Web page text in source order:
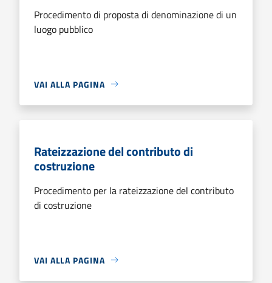
Procedimento di proposta di denominazione di un
luogo pubblico
VAI ALLA PAGINA
Rateizzazione del contributo di
costruzione
Procedimento per la rateizzazione del contributo
di costruzione
VAI ALLA PAGINA